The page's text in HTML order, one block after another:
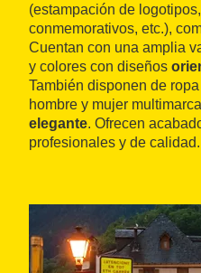
(estampación de
conmemorativos, etc.),
Cuentan con una amplia
y colores con diseños
También disponen de
hombre y mujer
elegante. Ofrecen
profesionales y de calidad.